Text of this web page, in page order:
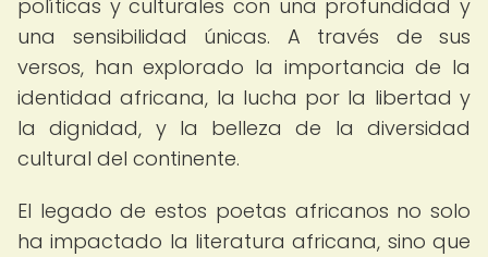
políticas y culturales con una profundidad y
una sensibilidad únicas. A través de sus
versos, han explorado la importancia de la
identidad africana, la lucha por la libertad y
la dignidad, y la belleza de la diversidad
cultural del continente.
El legado de estos poetas africanos no solo
ha impactado la literatura africana, sino que